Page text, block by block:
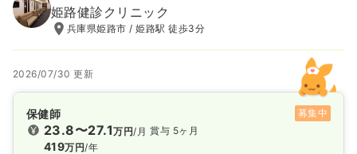
姫路健診クリニック
兵庫県姫路市 / 姫路駅 徒歩3分
2026/07/30 更新
保健師 募集中
23.8〜27.1万円/月
419万円/年
賞与 5ヶ月